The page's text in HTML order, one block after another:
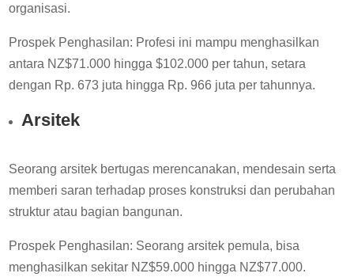
organisasi.
Prospek Penghasilan: Profesi ini mampu menghasilkan
antara NZ$71.000 hingga $102.000 per tahun, setara
dengan Rp. 673 juta hingga Rp. 966 juta per tahunnya.
Arsitek
Seorang arsitek bertugas merencanakan, mendesain serta
memberi saran terhadap proses konstruksi dan perubahan
struktur atau bagian bangunan.
Prospek Penghasilan: Seorang arsitek pemula, bisa
menghasilkan sekitar NZ$59.000 hingga NZ$77.000.